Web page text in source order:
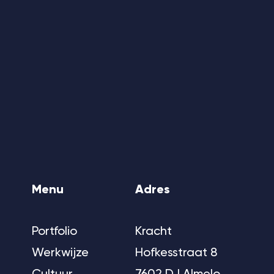
Menu
Portfolio
Werkwijze
Adres
Kracht
Hofkesstraat 8